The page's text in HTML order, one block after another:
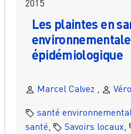
2015
Les plaintes en
épidémiologique
Marcel Calvez ,
santé
santé, Savoirs locaux,